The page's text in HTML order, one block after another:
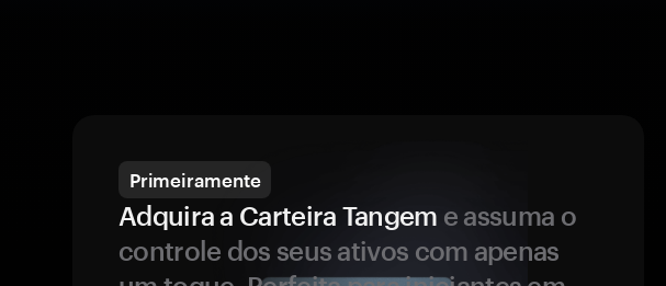
Primeiramente
Adquira a Carteira Tangem e assuma o
controle dos seus ativos com apenas